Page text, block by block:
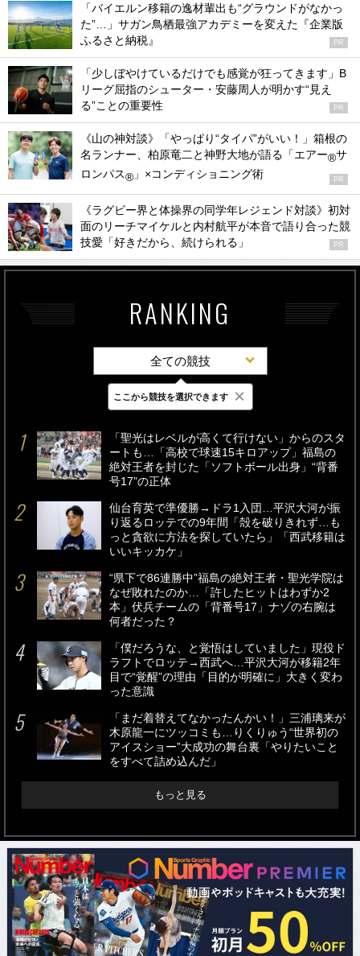
「バイエルン移籍の逸材輩出も“グラウンドがなかっ
た”…」サガン鳥栖最強アカデミーを変えた『企業版
ふるさと納税』
PR
「少しぼやけているだけでも感覚が狂ってきます」B
リーグ屈指のシューター・安藤周人が明かす“見え
る”ことの重要性
PR
《山の神対談》「やっぱり“タイパ”がいい！」箱根の
名ランナー、柏原竜二と神野大地が語る「エアー®サ
ロンパス® 」×コンディショニング術 PR
《ラグビー界と体操界の同学年レジェンド対談》初対
面のリーチマイケルと内村航平が本音で語り合った競
技愛「好きだから、続けられる」
PR
RANKING
全ての競技
最新 24時間 週間
「聖光はレベルが高くて行けない」からのスタ
ートも…「高校で球速15キロアップ」福島の
絶対王者を封じた「ソフトボール出身」“背番
号17”の正体
仙台育英で準優勝→ドラ1入団…平沢大河が振
り返るロッテでの9年間「殻を破りきれず…も
っと貪欲に方法を探していたら」「西武移籍は
いいキッカケ」
“県下で86連勝中”福島の絶対王者・聖光学院は
なぜ敗れたのか…「許したヒットはわずか2
本」伏兵チームの「背番号17」ナゾの右腕は
何者だった？
「僕だろうな、と覚悟はしていました」現役ド
ラフトでロッテ→西武へ…平沢大河が移籍2年
目で“覚醒”の理由「目的が明確に」大きく変わ
った意識
「まだ着替えてなかったんかい！」三浦璃来が
木原龍一にツッコミも…りくりゅう“世界初の
アイスショー”大成功の舞台裏「やりたいこと
をすべて詰め込んだ」
もっと見る
ここから競技を選択できます ×